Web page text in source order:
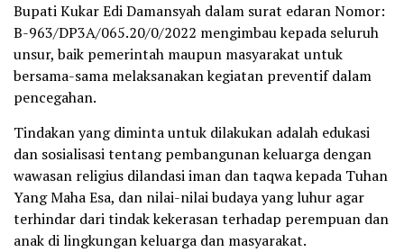
Bupati Kukar Edi Damansyah dalam surat edaran Nomor:
B-963/DP3A/065.20/0/2022 mengimbau kepada seluruh
unsur, baik pemerintah maupun masyarakat untuk
bersama-sama melaksanakan kegiatan preventif dalam
pencegahan.
Tindakan yang diminta untuk dilakukan adalah edukasi
dan sosialisasi tentang pembangunan keluarga dengan
wawasan religius dilandasi iman dan taqwa kepada Tuhan
Yang Maha Esa, dan nilai-nilai budaya yang luhur agar
terhindar dari tindak kekerasan terhadap perempuan dan
anak di lingkungan keluarga dan masyarakat.